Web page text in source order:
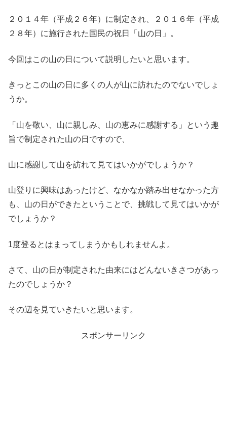
２０１４年（平成２６年）に制定され、２０１６年（平成
２８年）に施行された国民の祝日「山の日」。
今回はこの山の日について説明したいと思います。
きっとこの山の日に多くの人が山に訪れたのでないでしょ
うか。
「山を敬い、山に親しみ、山の恵みに感謝する」という趣
旨で制定された山の日ですので、
山に感謝して山を訪れて見てはいかがでしょうか？
山登りに興味はあったけど、なかなか踏み出せなかった方
も、山の日ができたということで、挑戦して見てはいかが
でしょうか？
1度登るとはまってしまうかもしれませんよ。
さて、山の日が制定された由来にはどんないきさつがあっ
たのでしょうか？
その辺を見ていきたいと思います。
スポンサーリンク